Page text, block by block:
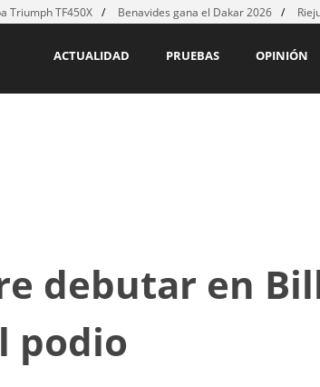
Triumph TF450X Benavides gana el Dakar 2026
OPINIÓN
PRUEBAS
ACTUALIDAD
debutar en
podio